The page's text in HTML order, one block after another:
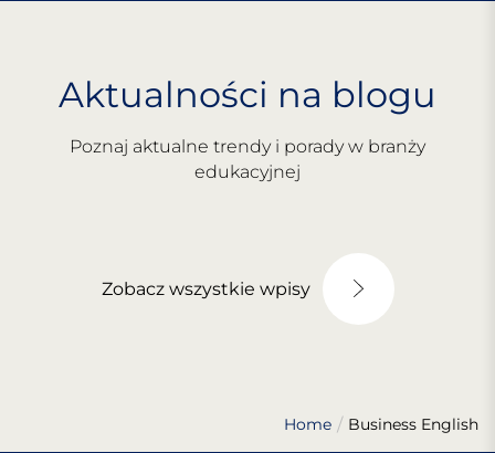
Aktualności na blogu
Poznaj aktualne trendy i porady w branży
edukacyjnej
Zobacz wszystkie wpisy
Home Business English